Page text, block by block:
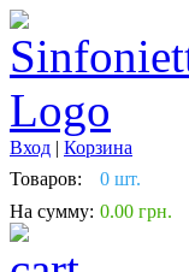
Вход | Корзина
Товаров:
0 шт.
На сумму: 0.00 грн.